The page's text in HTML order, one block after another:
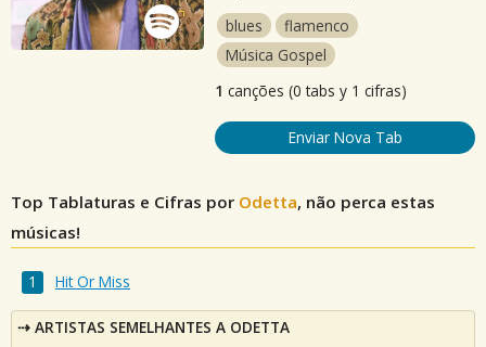
blues
flamenco
Música Gospel
1 canções (0 tabs y 1 cifras)
Enviar Nova Tab
Top Tablaturas e Cifras por Odetta, não perca estas
músicas!
Hit Or Miss
ARTISTAS SEMELHANTES A ODETTA